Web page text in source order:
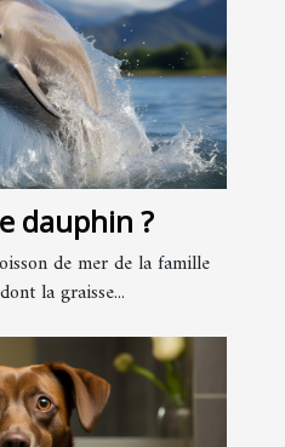
dauphin ?
de mer de la famille
la graisse...